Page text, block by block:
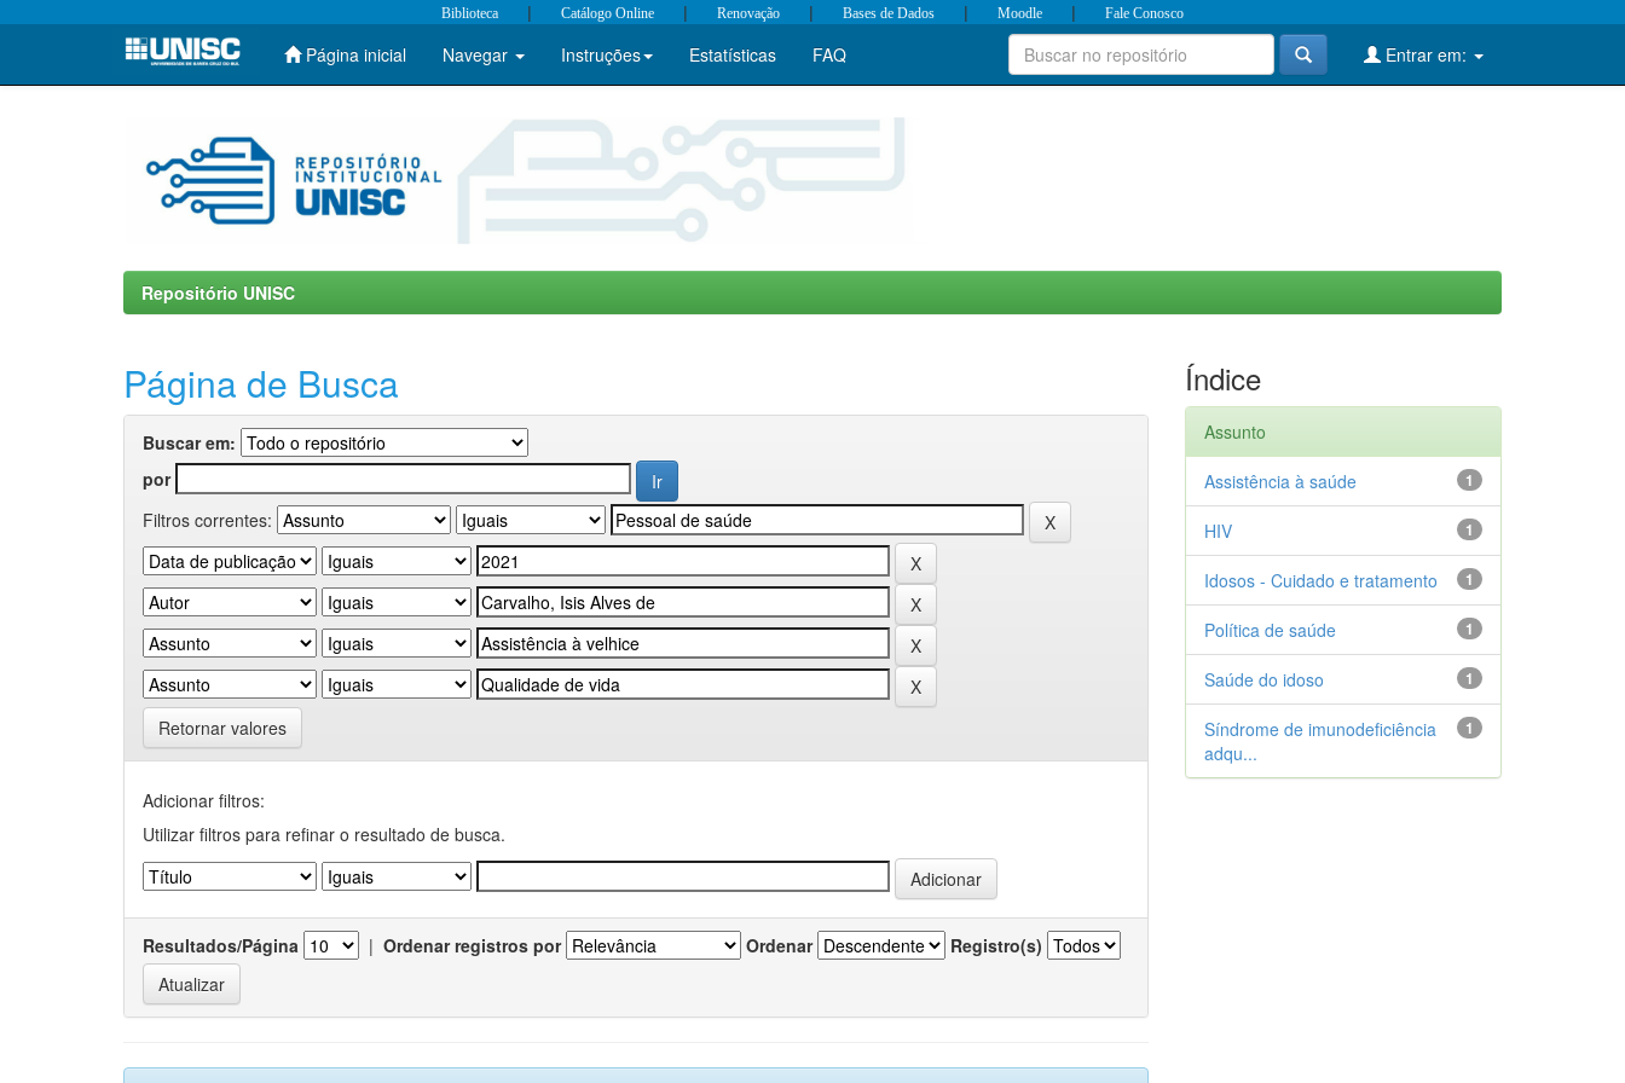
Skip
Biblioteca | Catálogo Online | Renovação | Bases de Dados | Moodle | Fale Conosco
Página inicial Navegar Instruções Estatísticas FAQ Entrar em:
Repositório UNISC
Página de Busca
Buscar em:
por
Filtros correntes:
Retornar valores
Adicionar filtros:
Utilizar filtros para refinar o resultado de busca.
Resultados/Página | Ordenar registros por Ordenar Registro(s)
Índice
Assunto
1
Assistência à saúde
1
HIV
1
Idosos - Cuidado e tratamento
1
Política de saúde
1
Saúde do idoso
1
Síndrome de imunodeficiência
adqu...